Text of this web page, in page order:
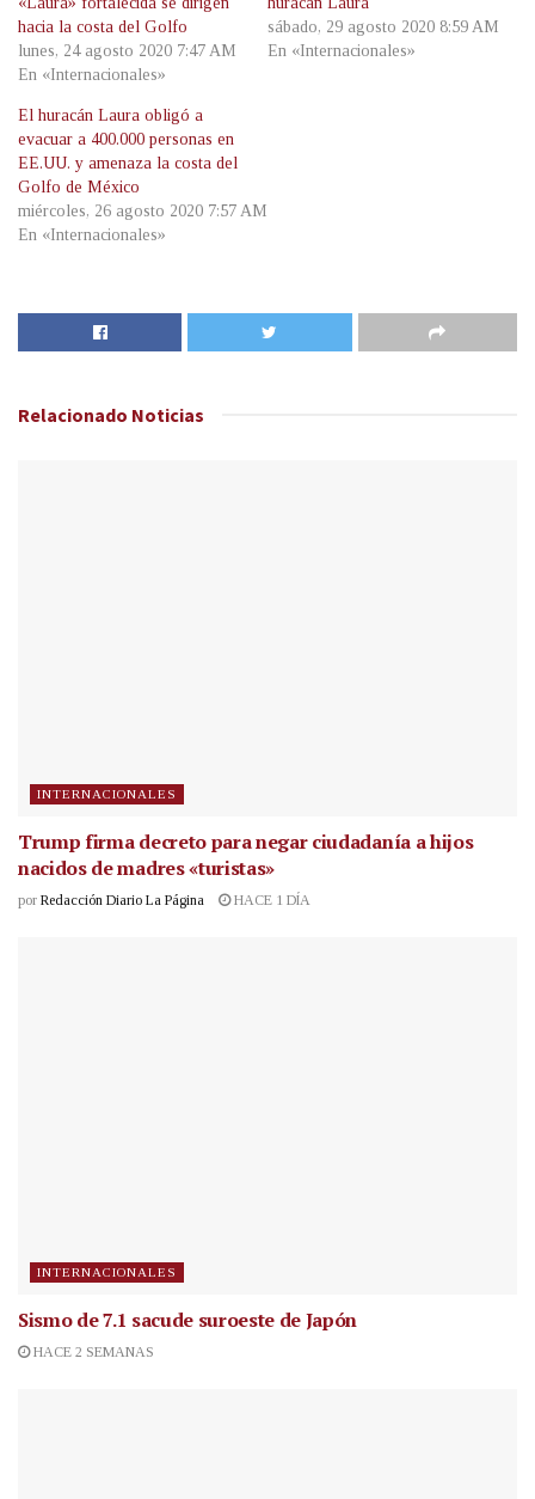
hacia la costa del Golfo
lunes, 24 agosto 2020 7:47 AM
En «Internacionales»
sábado, 29 agosto 2020 8:59 AM
En «Internacionales»
El huracán Laura obligó a
evacuar a 400.000 personas en
EE.UU. y amenaza la costa del
Golfo de México
miércoles, 26 agosto 2020 7:57 AM
En «Internacionales»
Relacionado Noticias
INTERNACIONALES
Trump firma decreto para negar ciudadanía a hijos
nacidos de madres «turistas»
por Redacción Diario La Página HACE 1 DÍA
INTERNACIONALES
Sismo de 7.1 sacude suroeste de Japón
HACE 2 SEMANAS